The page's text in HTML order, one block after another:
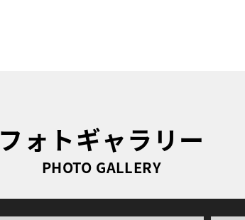
フォトギャラリー
PHOTO GALLERY